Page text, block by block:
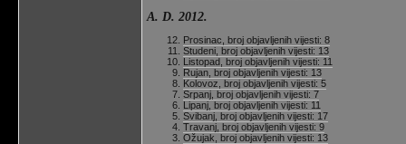
A. D. 2012.
Prosinac, broj objavljenih vijesti: 8
Studeni, broj objavljenih vijesti: 13
Listopad, broj objavljenih vijesti: 11
Rujan, broj objavljenih vijesti: 13
Kolovoz, broj objavljenih vijesti: 5
Srpanj, broj objavljenih vijesti: 7
Lipanj, broj objavljenih vijesti: 11
Svibanj, broj objavljenih vijesti: 17
Travanj, broj objavljenih vijesti: 9
Ožujak, broj objavljenih vijesti: 13